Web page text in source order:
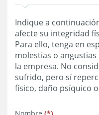
Indique a
afecte su integridad
Para ello, tenga en
molestias o
la empresa. No
sufrido, pero sí
físico, daño psíquico
obligatorio
obligatorio
obligatorio